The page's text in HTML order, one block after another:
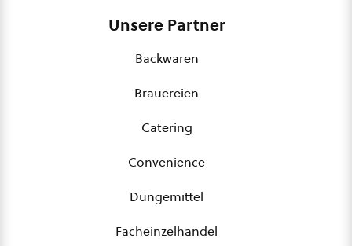
Unsere Partner
Backwaren
Brauereien
Catering
Convenience
Düngemittel
Facheinzelhandel